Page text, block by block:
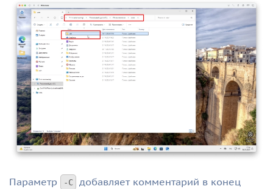
Параметр -C
добавляет комментарий в конец